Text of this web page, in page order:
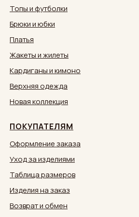
Топы и футболки
Брюки и юбки
Платья
Жакеты и жилеты
Кардиганы и кимоно
Верхняя одежда
Новая коллекция
ПОКУПАТЕЛЯМ
Оформление заказа
Уход за изделиями
Таблица размеров
Изделия на заказ
Возврат и обмен